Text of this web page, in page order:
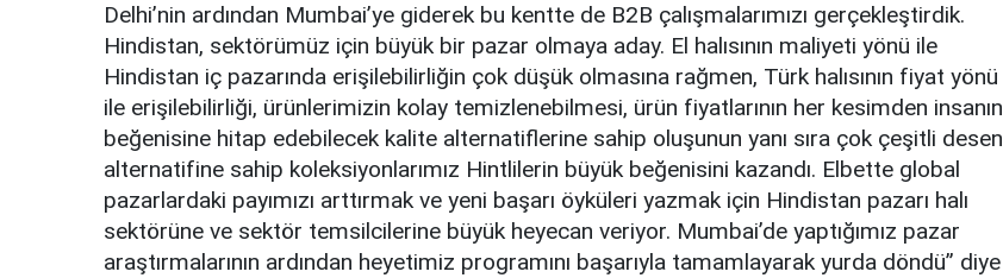
Delhi’nin ardından Mumbai’ye giderek bu kentte de B2B çalışmalarımızı gerçekleştirdik.
Hindistan, sektörümüz için büyük bir pazar olmaya aday. El halısının maliyeti yönü ile
Hindistan iç pazarında erişilebilirliğin çok düşük olmasına rağmen, Türk halısının fiyat yönü
ile erişilebilirliği, ürünlerimizin kolay temizlenebilmesi, ürün fiyatlarının her kesimden insanın
beğenisine hitap edebilecek kalite alternatiflerine sahip oluşunun yanı sıra çok çeşitli desen
alternatifine sahip koleksiyonlarımız Hintlilerin büyük beğenisini kazandı. Elbette global
pazarlardaki payımızı arttırmak ve yeni başarı öyküleri yazmak için Hindistan pazarı halı
sektörüne ve sektör temsilcilerine büyük heyecan veriyor. Mumbai’de yaptığımız pazar
araştırmalarının ardından heyetimiz programını başarıyla tamamlayarak yurda döndü” diye